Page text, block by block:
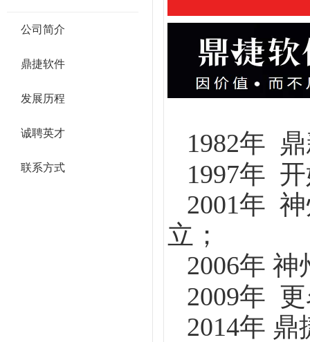
公司简介
鼎捷软件
发展历程
诚聘英才
联系方式
1982年
1997年
2001年
立；
2006年
2009年
2014年